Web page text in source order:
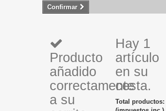
Confirmar
Producto
añadido
correctamente
a su
Hay 1
artículo
en su
cesta.
Total productos: